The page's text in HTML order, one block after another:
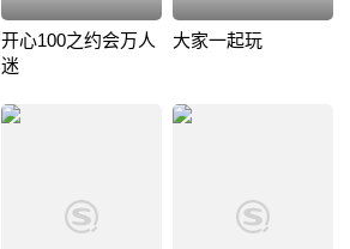
开心100之约会万人
迷
大家一起玩